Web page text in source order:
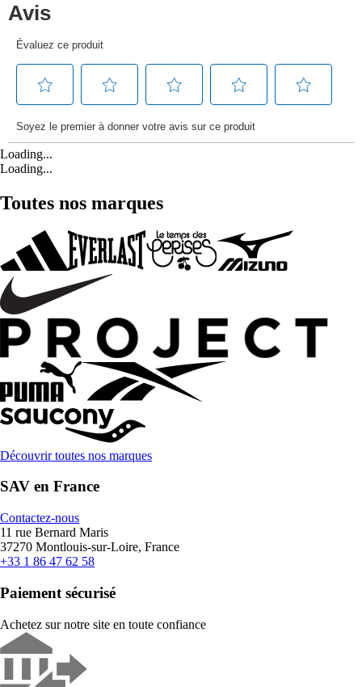
Loading...
Loading...
Toutes nos marques
Découvrir toutes nos marques
SAV en France
Contactez-nous
11 rue Bernard Maris
37270 Montlouis-sur-Loire, France
+33 1 86 47 62 58
Paiement sécurisé
Achetez sur notre site en toute confiance